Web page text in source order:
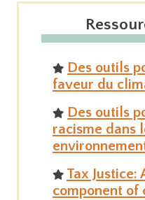
Des outils
faveur du
Des outils
racisme dans
Tax Justice:
component of